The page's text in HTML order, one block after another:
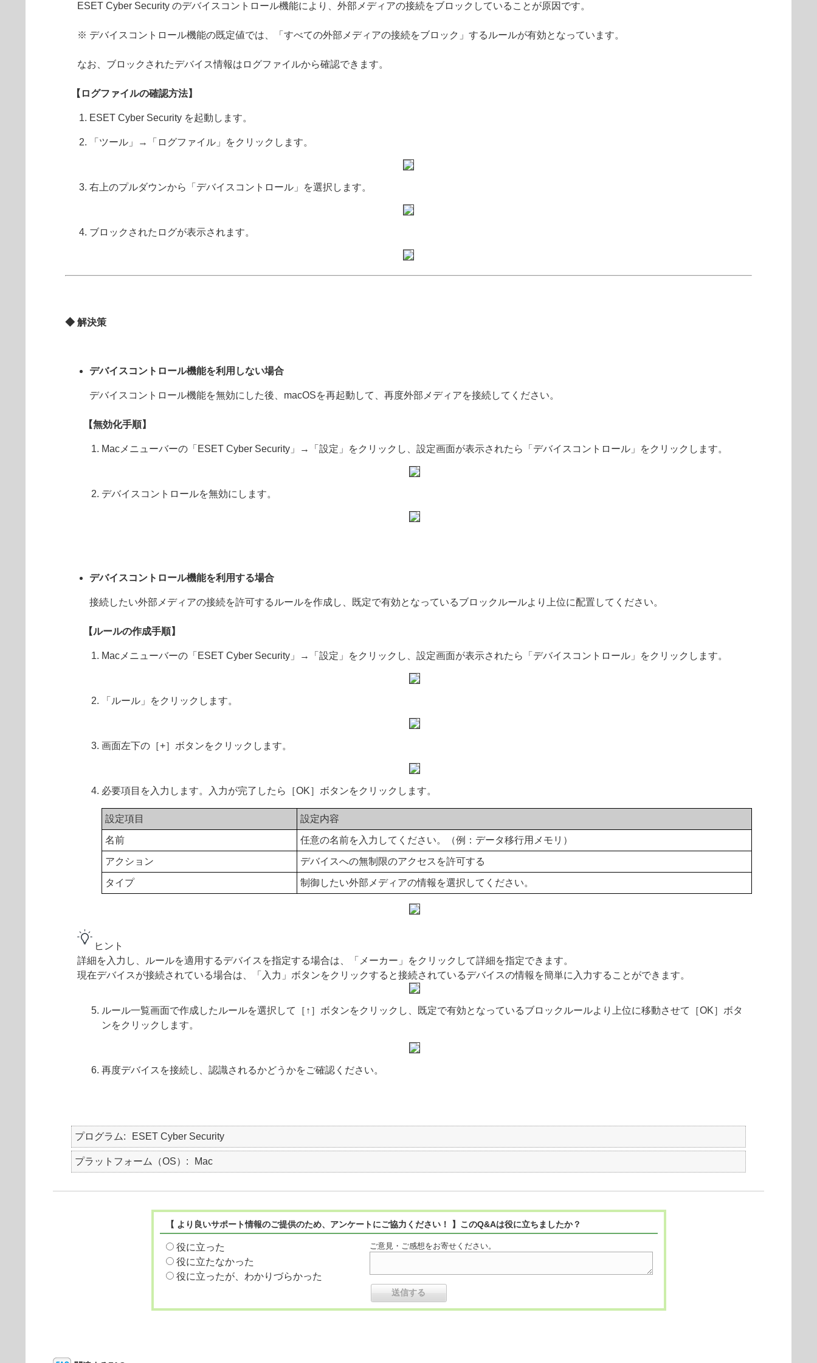
ESET Cyber Security のデバイスコントロール機能により、外部メディアの接続をブロックしていることが原因です。
※ デバイスコントロール機能の既定値では、「すべての外部メディアの接続をブロック」するルールが有効となっています。
なお、ブロックされたデバイス情報はログファイルから確認できます。
【ログファイルの確認方法】
ESET Cyber Security を起動します。
「ツール」→「ログファイル」をクリックします。
右上のプルダウンから「デバイスコントロール」を選択します。
ブロックされたログが表示されます。
◆ 解決策
デバイスコントロール機能を利用しない場合
デバイスコントロール機能を無効にした後、macOSを再起動して、再度外部メディアを接続してください。
【無効化手順】
Macメニューバーの「ESET Cyber Security」→「設定」をクリックし、設定画面が表示されたら「デバイスコントロール」をクリックします。
デバイスコントロールを無効にします。
デバイスコントロール機能を利用する場合
接続したい外部メディアの接続を許可するルールを作成し、既定で有効となっているブロックルールより上位に配置してください。
【ルールの作成手順】
Macメニューバーの「ESET Cyber Security」→「設定」をクリックし、設定画面が表示されたら「デバイスコントロール」をクリックします。
「ルール」をクリックします。
画面左下の［+］ボタンをクリックします。
必要項目を入力します。入力が完了したら［OK］ボタンをクリックします。
設定項目 設定内容
名前 任意の名前を入力してください。（例：データ移行用メモリ）
アクション デバイスへの無制限のアクセスを許可する
タイプ 制御したい外部メディアの情報を選択してください。
ヒント
詳細を入力し、ルールを適用するデバイスを指定する場合は、「メーカー」をクリックして詳細を指定できます。
現在デバイスが接続されている場合は、「入力」ボタンをクリックすると接続されているデバイスの情報を簡単に入力することができます。
ルール一覧画面で作成したルールを選択して［↑］ボタンをクリックし、既定で有効となっているブロックルールより上位に移動させて［OK］ボタ
ンをクリックします。
再度デバイスを接続し、認識されるかどうかをご確認ください。
プログラム ESET Cyber Security
プラットフォーム（OS） Mac
【 より良いサポート情報のご提供のため、アンケートにご協力ください！ 】このQ&Aは役に立ちましたか？
役に立った
役に立たなかった
役に立ったが、わかりづらかった
ご意見・ご感想をお寄せください。